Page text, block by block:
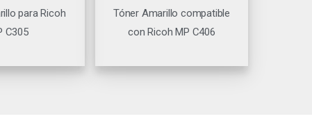
para Ricoh
C305
Tóner Amarillo compatible
con Ricoh MP C406